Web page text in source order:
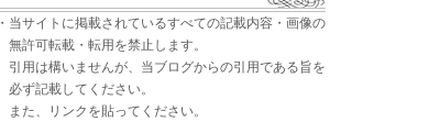
・当サイトに掲載されているすべての記載内容・画像の
無許可転載・転用を禁止します。
引用は構いませんが、当ブログからの引用である旨を
必ず記載してください。
また、リンクを貼ってください。